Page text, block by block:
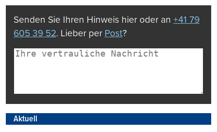
Senden Sie Ihren Hinweis hier oder an +41 79
605 39 52. Lieber per Post?
Aktuell